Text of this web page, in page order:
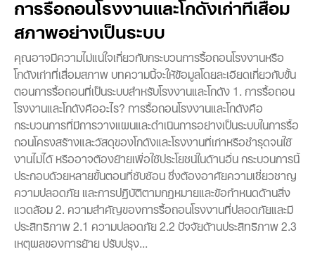
สภาพอย่างเป็นระบบ
คุณอาจมีความไม่แน่ใจเกี่ยวกับกระบวนการรื้อถอนโรงงานหรือ
โกดังเก่าที่เสื่อมสภาพ บทความนี้จะให้ข้อมูลโดยละเอียดเกี่ยวกับขั้น
ตอนการรื้อถอนที่เป็นระบบสำหรับโรงงานและโกดัง 1. การรื้อถอน
โรงงานและโกดังคืออะไร? การรื้อถอนโรงงานและโกดังคือ
กระบวนการที่มีการวางแผนและดำเนินการอย่างเป็นระบบในการรื้อ
ถอนโครงสร้างและวัสดุของโกดังและโรงงานที่เก่าหรือชำรุดจนใช้
งานไม่ได้ หรืออาจต้องย้ายเพื่อใช้ประโยชน์ในด้านอื่น กระบวนการนี้
ประกอบด้วยหลายขั้นตอนที่ซับซ้อน ซึ่งต้องอาศัยความเชี่ยวชาญ
ความปลอดภัย และการปฏิบัติตามกฎหมายและข้อกำหนดด้านสิ่ง
แวดล้อม 2. ความสำคัญของการรื้อถอนโรงงานที่ปลอดภัยและมี
ประสิทธิภาพ 2.1 ความปลอดภัย 2.2 ปัจจัยด้านประสิทธิภาพ 2.3
เหตุผลของการย้าย ปรับปรุง...